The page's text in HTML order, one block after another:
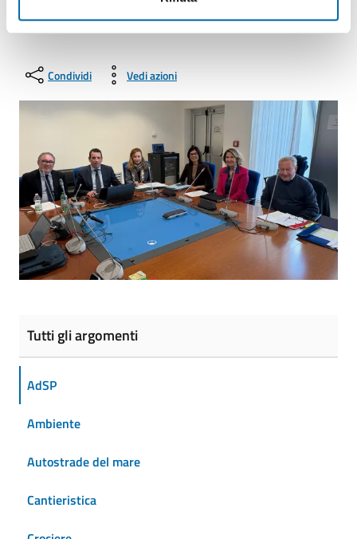
18/03/2026 16:00
Condividi Vedi azioni
Tutti gli argomenti
AdSP
Ambiente
Autostrade del mare
Cantieristica